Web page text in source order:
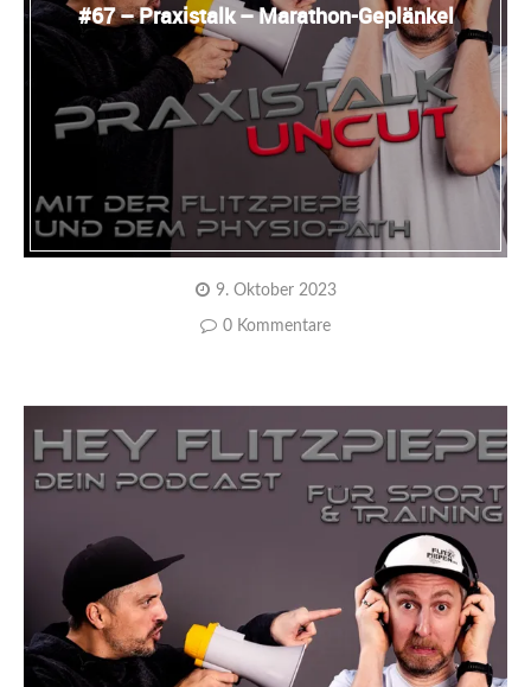
#67 – Praxistalk – Marathon-Geplänkel
9. Oktober 2023
0 Kommentare